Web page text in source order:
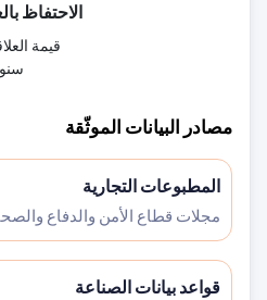
الاحتفاظ
مصادر البيانات الموثّقة
المطبوعات التجارية
مجلات قطاع الأمن والدفاع
قواعد بيانات الصناعة